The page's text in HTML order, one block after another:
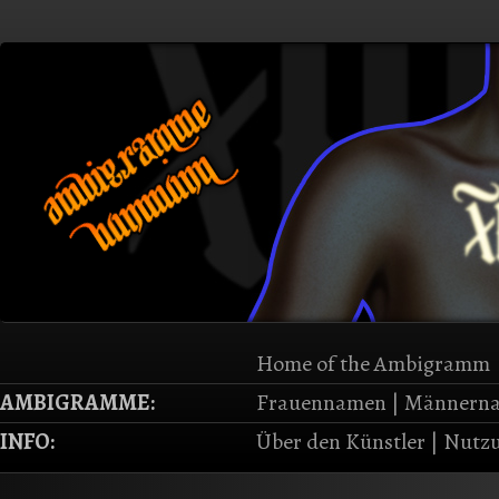
Home of the Ambigramm
AMBIGRAMME:
Frauennamen |
INFO:
Über den Künstler |